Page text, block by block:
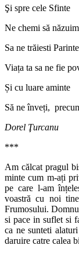
Şi spre cele Sfinte
Ne chemi să năzuim
Sa ne trăiesti
Viața ta sa ne fie
Și cu luare aminte
Să ne înveți,
Dorel Ţurcanu
***
Am călcat pragul
minte cum m-ați
pe care l-am
voastră cu noi
Frumosului.
si pace in suflet si
ca ne sunteti
daruire catre calea